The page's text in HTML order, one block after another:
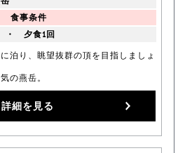
食事条件
夕食1回
泊り、眺望抜群の頂を目指しましょ
の燕岳。
詳細を見る